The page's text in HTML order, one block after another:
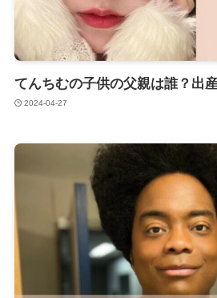
てんちむの子供の父親は誰？出
2024-04-27